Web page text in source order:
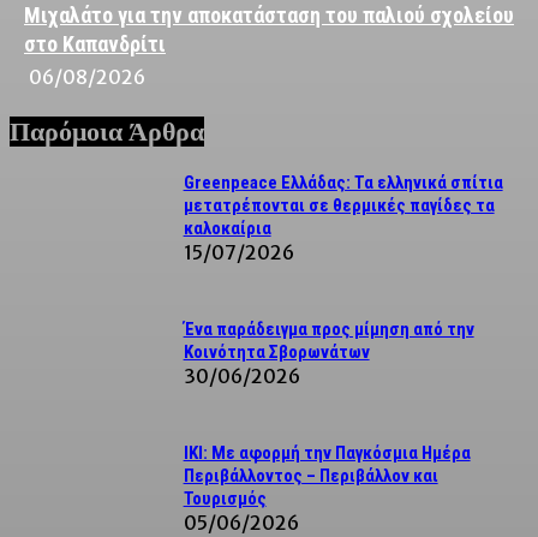
Μιχαλάτο για την αποκατάσταση του παλιού σχολείου
στο Καπανδρίτι
06/08/2026
Παρόμοια Άρθρα
Greenpeace Ελλάδας: Τα ελληνικά σπίτια
μετατρέπονται σε θερμικές παγίδες τα
καλοκαίρια
15/07/2026
Ένα παράδειγμα προς μίμηση από την
Κοινότητα Σβορωνάτων
30/06/2026
IKI: Με αφορμή την Παγκόσμια Ημέρα
Περιβάλλοντος – Περιβάλλον και
Τουρισμός
05/06/2026